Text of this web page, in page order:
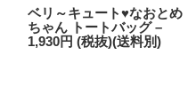
ベリ～キュート♥なおとめ
ちゃん トートバッグ –
1,930円 (税抜)(送料別)